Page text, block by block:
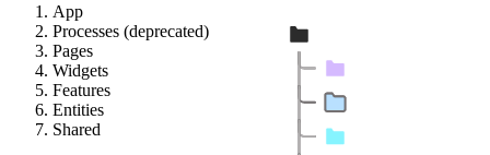
App
Processes (deprecated)
Pages
Widgets
Features
Entities
Shared